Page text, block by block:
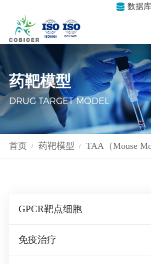
数据库
药靶模型
DRUG TARGET MODEL
首页 / 药靶模型 / TAA（Mouse
GPCR靶点细胞
免疫治疗